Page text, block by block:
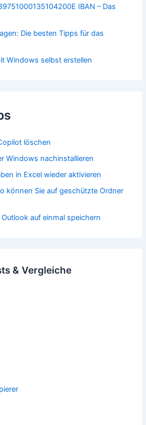
IBAN – Das
Die besten Tipps für das
Windows selbst erstellen
löschen
Windows nachinstallieren
in Excel wieder aktivieren
können Sie auf geschützte Ordner
auf einmal speichern
& Vergleiche